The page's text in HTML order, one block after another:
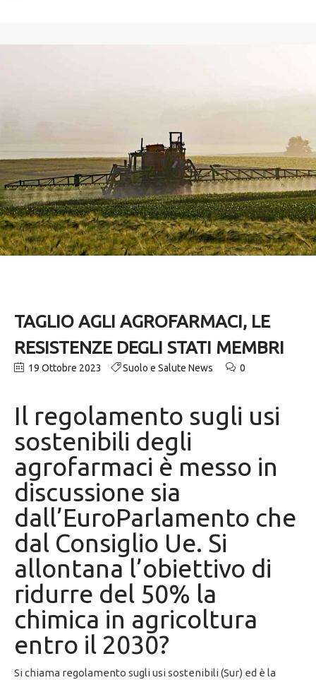
TAGLIO AGLI AGROFARMACI, LE
RESISTENZE DEGLI STATI MEMBRI
19 Ottobre 2023 Suolo e Salute News 0
Il regolamento sugli usi
sostenibili degli
agrofarmaci è messo in
discussione sia
dall’EuroParlamento che
dal Consiglio Ue. Si
allontana l’obiettivo di
ridurre del 50% la
chimica in agricoltura
entro il 2030?
Si chiama regolamento sugli usi sostenibili (Sur) ed è la